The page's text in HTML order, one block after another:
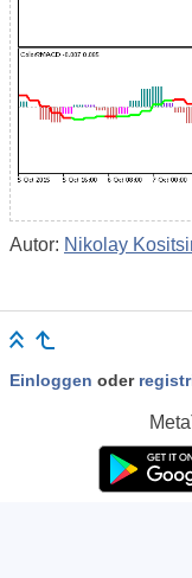
Autor: Nikolay
Einloggen oder